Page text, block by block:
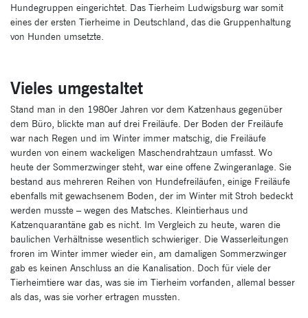
Hundegruppen eingerichtet. Das Tierheim Ludwigsburg war somit
eines der ersten Tierheime in Deutschland, das die Gruppenhaltung
von Hunden umsetzte.
Vieles umgestaltet
Stand man in den 1980er Jahren vor dem Katzenhaus gegenüber
dem Büro, blickte man auf drei Freiläufe. Der Boden der Freiläufe
war nach Regen und im Winter immer matschig, die Freiläufe
wurden von einem wackeligen Maschendrahtzaun umfasst. Wo
heute der Sommerzwinger steht, war eine offene Zwingeranlage. Sie
bestand aus mehreren Reihen von Hundefreiläufen, einige Freiläufe
ebenfalls mit gewachsenem Boden, der im Winter mit Stroh bedeckt
werden musste – wegen des Matsches. Kleintierhaus und
Katzenquarantäne gab es nicht. Im Vergleich zu heute, waren die
baulichen Verhältnisse wesentlich schwieriger. Die Wasserleitungen
froren im Winter immer wieder ein, am damaligen Sommerzwinger
gab es keinen Anschluss an die Kanalisation. Doch für viele der
Tierheimtiere war das, was sie im Tierheim vorfanden, allemal besser
als das, was sie vorher ertragen mussten.